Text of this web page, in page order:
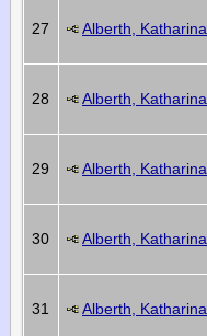
27 Alberth, Katharina
28 Alberth, Katharina
29 Alberth, Katharina
30 Alberth, Katharina
31 Alberth, Katharina